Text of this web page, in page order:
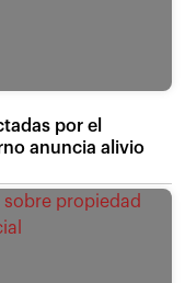
por el
anuncia alivio